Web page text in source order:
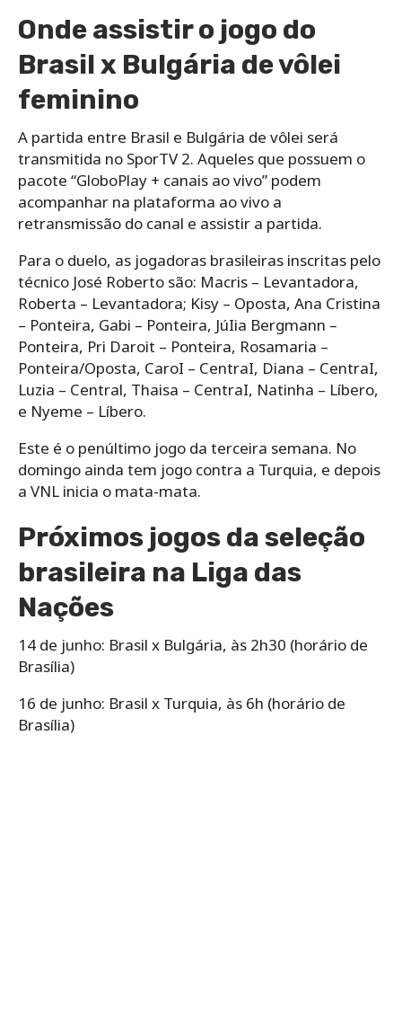
Onde assistir o jogo do
Brasil x Bulgária de vôlei
feminino
A partida entre Brasil e Bulgária de vôlei será
transmitida no SporTV 2. Aqueles que possuem o
pacote “GloboPlay + canais ao vivo” podem
acompanhar na plataforma ao vivo a
retransmissão do canal e assistir a partida.
Para o duelo, as jogadoras brasileiras inscritas pelo
técnico José Roberto são: Macris – Levantadora,
Roberta – Levantadora; Kisy – Oposta, Ana Cristina
– Ponteira, Gabi – Ponteira, JúIia Bergmann –
Ponteira, Pri Daroit – Ponteira, Rosamaria –
Ponteira/Oposta, CaroI – CentraI, Diana – CentraI,
Luzia – Central, Thaisa – CentraI, Natinha – Líbero,
e Nyeme – Líbero.
Este é o penúltimo jogo da terceira semana. No
domingo ainda tem jogo contra a Turquia, e depois
a VNL inicia o mata-mata.
Próximos jogos da seleção
brasileira na Liga das
Nações
⁠14 de junho: Brasil x Bulgária, às 2h30 (horário de
Brasília)
16 de junho: Brasil x Turquia, às 6h (horário de
Brasília)